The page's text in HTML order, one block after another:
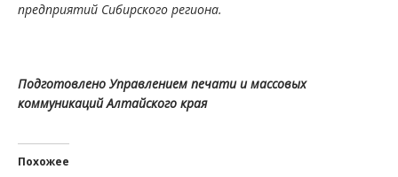
предприятий Сибирского региона.
Подготовлено Управлением печати и массовых
коммуникаций Алтайского края
Похожее